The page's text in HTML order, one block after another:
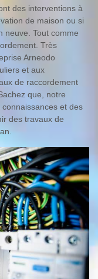
des interventions à
de maison ou si
neuve. Tout comme
Très
Arneodo
et aux
de raccordement
que, notre
et des
des travaux de